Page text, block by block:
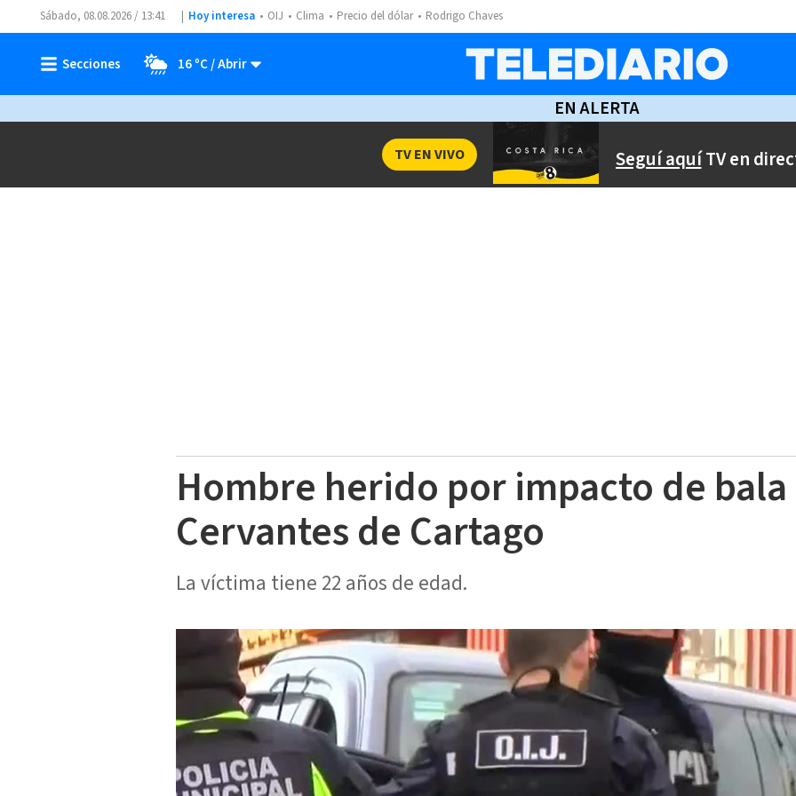
Sábado, 08.08.2026 / 13:41 Hoy interesa OIJ Clima Precio del dólar Rodrigo Chaves
16 ºC
EN ALERTA
Seguí aquíTV en
TV EN VIVO
Hombre herido por impacto de
Cervantes de Cartago
La víctima tiene 22 años de edad.